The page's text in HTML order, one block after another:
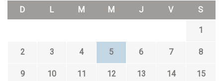
D L M M J V S
1
2 3 4 5 6 7 8
9 10 11 12 13 14 15